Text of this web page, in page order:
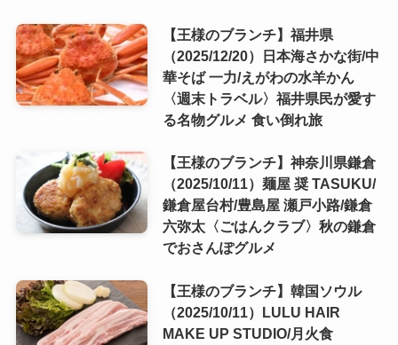
【王様のブランチ】福井県
（2025/12/20）日本海さかな街/中
華そば 一力/えがわの水羊かん
〈週末トラベル〉福井県民が愛す
る名物グルメ 食い倒れ旅
【王様のブランチ】神奈川県鎌倉
（2025/10/11）麺屋 奨 TASUKU/
鎌倉屋台村/豊島屋 瀬戸小路/鎌倉
六弥太〈ごはんクラブ〉秋の鎌倉
でおさんぽグルメ
【王様のブランチ】韓国ソウル
（2025/10/11）LULU HAIR
MAKE UP STUDIO/月火食